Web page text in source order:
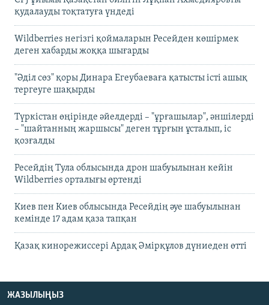
қудалауды тоқтатуға үндеді
Wildberries негізгі қоймаларын Ресейден көшірмек
деген хабарды жоққа шығарды
"Әділ сөз" қоры Динара Егеубаеваға қатысты істі ашық
тергеуге шақырды
Түркістан өңірінде әйелдерді – "ұрғашылар", әншілерді
– "шайтанның жаршысы" деген тұрғын ұсталып, іс
қозғалды
Ресейдің Тула облысында дрон шабуылынан кейін
Wildberries орталығы өртенді
Киев пен Киев облысында Ресейдің әуе шабуылынан
кемінде 17 адам қаза тапқан
Қазақ кинорежиссері Ардақ Әмірқұлов дүниеден өтті
ЖАЗЫЛЫҢЫЗ